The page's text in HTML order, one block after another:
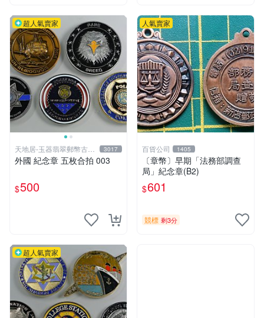
超人氣賣家
天地居-玉器翡翠郵幣古玩
藝品
3017
外國 紀念章 五枚合拍 003
$500
人氣賣家
百貨公司 1405
〔章幣〕早期「法務部調查
局」紀念章(B2)
$601
競標 剩3分
超人氣賣家